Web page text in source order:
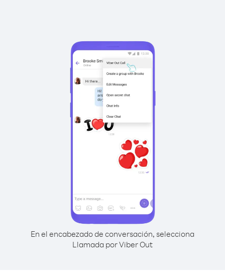
En el encabezado de conversación, selecciona
Llamada por Viber Out